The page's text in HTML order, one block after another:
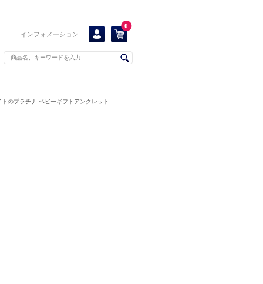
インフォメーション
0
トのプラチナ ベビーギフトアンクレット